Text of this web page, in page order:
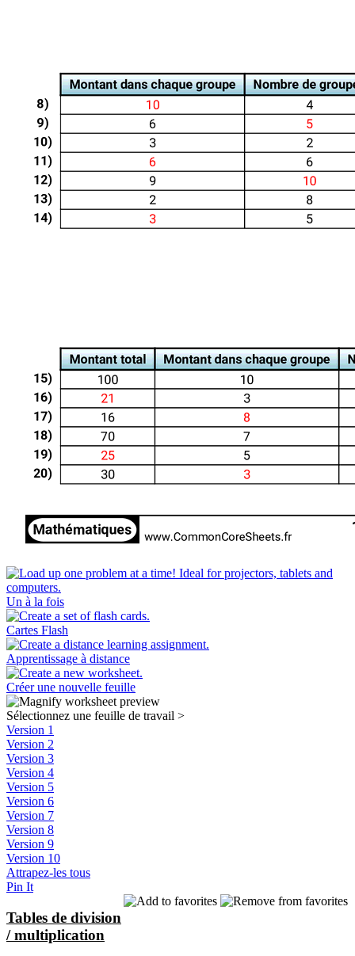
Un à la fois
Cartes Flash
Apprentissage à distance
Créer une nouvelle feuille
Sélectionnez une feuille de travail >
Version 1
Version 2
Version 3
Version 4
Version 5
Version 6
Version 7
Version 8
Version 9
Version 10
Attrapez-les tous
Pin It
Tables de division
/ multiplication